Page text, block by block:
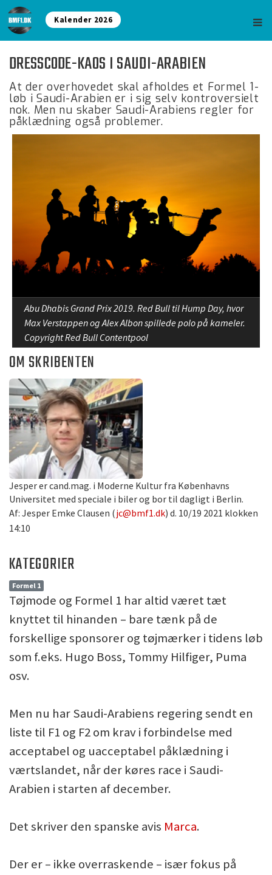
Kalender 2026
DRESSCODE-KAOS I SAUDI-ARABIEN
At der overhovedet skal afholdes et Formel 1-
løb i Saudi-Arabien er i sig selv kontroversielt
nok. Men nu skaber Saudi-Arabiens regler for
påklædning også problemer.
Abu Dhabis Grand Prix 2019. Red Bull til Hump Day, hvor
Max Verstappen og Alex Albon spillede polo på kameler.
Copyright Red Bull Contentpool
OM SKRIBENTEN
Jesper er cand.mag. i Moderne Kultur fra Københavns
Universitet med speciale i biler og bor til dagligt i Berlin.
Af: Jesper Emke Clausen (jc@bmf1.dk) d. 10/19 2021 klokken
14:10
KATEGORIER
Formel 1
Tøjmode og Formel 1 har altid været tæt
knyttet til hinanden – bare tænk på de
forskellige sponsorer og tøjmærker i tidens løb
som f.eks. Hugo Boss, Tommy Hilfiger, Puma
osv.
Men nu har Saudi-Arabiens regering sendt en
liste til F1 og F2 om krav i forbindelse med
acceptabel og uacceptabel påklædning i
værtslandet, når der køres race i Saudi-
Arabien i starten af december.
Det skriver den spanske avis Marca.
Der er – ikke overraskende – især fokus på